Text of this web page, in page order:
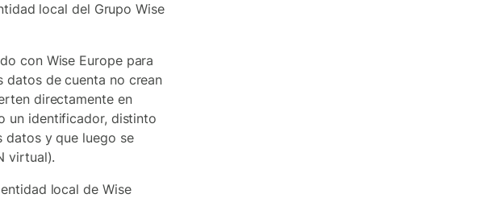
local del Grupo Wise
con Wise Europe para
datos de cuenta no crean
directamente en
un identificador, distinto
datos y que luego se
virtual).
local de Wise